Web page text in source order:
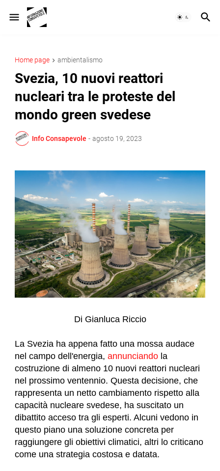
Home page ambientalismo
Svezia, 10 nuovi reattori
nucleari tra le proteste del
mondo green svedese
Info Consapevole - agosto 19, 2023
Di Gianluca Riccio
La Svezia ha appena fatto una mossa audace
nel campo dell'energia, annunciando la
costruzione di almeno 10 nuovi reattori nucleari
nel prossimo ventennio. Questa decisione, che
rappresenta un netto cambiamento rispetto alla
capacità nucleare svedese, ha suscitato un
dibattito acceso tra gli esperti. Alcuni vedono in
questo piano una soluzione concreta per
raggiungere gli obiettivi climatici, altri lo criticano
come una strategia costosa e datata.